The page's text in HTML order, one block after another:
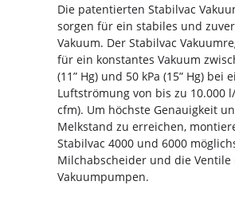
Die patentierten Stabilvac
sorgen für ein stabiles und
Vakuum. Der Stabilvac
für ein konstantes Vakuum
(11” Hg) und 50 kPa (15” Hg) bei
Luftströmung von bis zu 10.000
cfm). Um höchste Genauigkeit
Melkstand zu erreichen,
Stabilvac 4000 und 6000
Milchabscheider und die Ventile
Vakuumpumpen.